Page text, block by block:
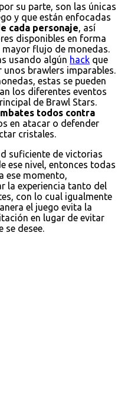
por su parte, son las únicas
y que están enfocadas
cada personaje , así
disponibles en forma
flujo de monedas.
usando algún hack que
brawlers imparables.
estas se pueden
los diferentes eventos
de Brawl Stars.
todos contra
en atacar o defender
cristales.
suficiente de victorias
ese nivel, entonces todas
ese momento,
la experiencia tanto del
con lo cual igualmente
el juego evita la
en lugar de evitar
se desee.